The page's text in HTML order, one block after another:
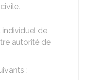
individuel de
autorité de
: